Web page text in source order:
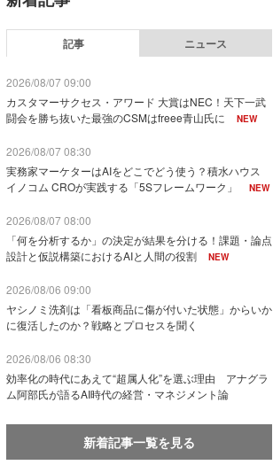
記事 ニュース
2026/08/07 09:00
カスタマーサクセス・アワード 大賞はNEC！天下一武
闘会を勝ち抜いた最強のCSMはfreee青山氏に
NEW
2026/08/07 08:30
実務家マーケターはAIをどこでどう使う？積水ハウス
イノコム CROが実践する「5Sフレームワーク」
NEW
2026/08/07 08:00
「何を分析するか」の決定が結果を分ける！課題・論点
設計と仮説構築におけるAIと人間の役割
NEW
2026/08/06 09:00
ヤシノミ洗剤は「看板商品に傷が付いた状態」からいか
に復活したのか？戦略とプロセスを聞く
2026/08/06 08:30
効率化の時代にあえて“超属人化”を選ぶ理由 アナグラ
ム阿部氏が語るAI時代の経営・マネジメント論
新着記事一覧を見る